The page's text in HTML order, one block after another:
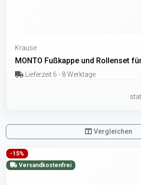
Krause
MONTO Fußkappe und Rollenset
Lieferzeit 6 - 8 Werktage
Vergleichen
-15%
Versandkostenfrei